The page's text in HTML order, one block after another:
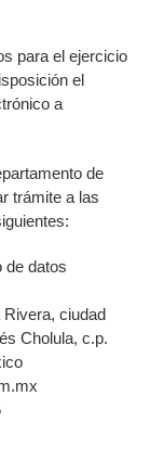
para el ejercicio
el
a
de
trámite a las
de datos
Rivera, ciudad
Cholula, c.p.